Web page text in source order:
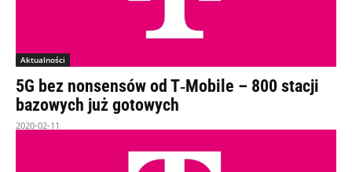
Aktualności
5G bez nonsensów od T‑Mobile – 800 stacji
bazowych już gotowych
2020-02-11